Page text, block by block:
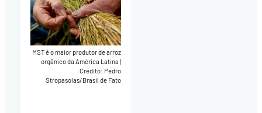
MST é o maior produtor de arroz
orgânico da América Latina|
Crédito: Pedro
Stropasolas/Brasil de Fato